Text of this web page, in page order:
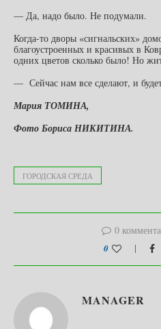
— Да, надо было. Не подумали.
Когда-то дворы «сигнальских»
благоустроенных и красивых в
одних цветов сколько было! Но
— Сейчас нам все сделают, и
Мария ТОМИНА,
Фото Бориса НИКИТИНА.
ГОРОДСКАЯ СРЕДА
0
0
MANAGER